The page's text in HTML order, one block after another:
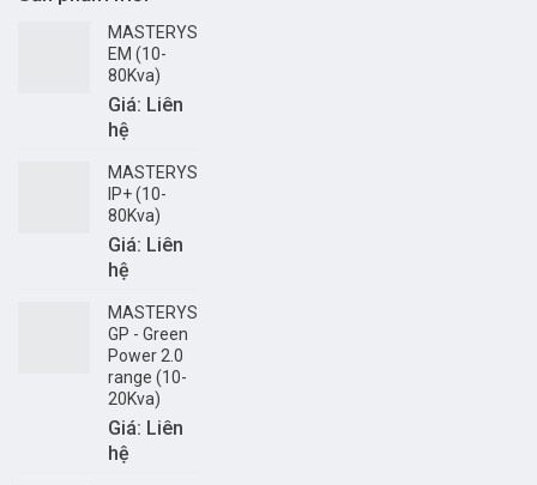
MASTERYS
EM (10-
80Kva)
Giá: Liên
hệ
MASTERYS
IP+ (10-
80Kva)
Giá: Liên
hệ
MASTERYS
GP - Green
Power 2.0
range (10-
20Kva)
Giá: Liên
hệ